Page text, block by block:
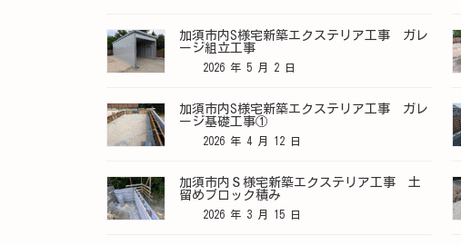
加須市内S様宅新築エクステリア工事 ガレ
ージ組立工事
2026 年 5 月 2 日
加須市内S様宅新築エクステリア工事 ガレ
ージ基礎工事①
2026 年 4 月 12 日
加須市内Ｓ様宅新築エクステリア工事 土
留めブロック積み
2026 年 3 月 15 日